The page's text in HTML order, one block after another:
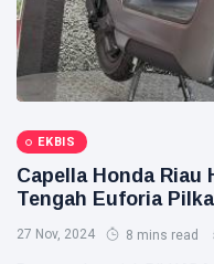
EKBIS
Capella Honda Riau
Tengah Euforia
27 Nov, 2024 8 mins read